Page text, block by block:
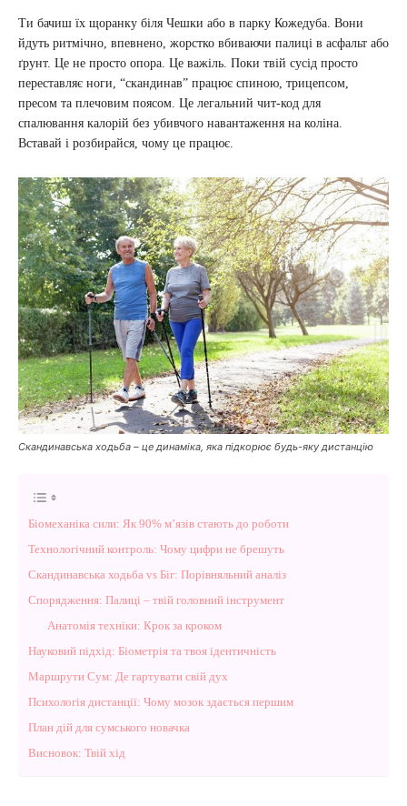
Ти бачиш їх щоранку біля Чешки або в парку Кожедуба. Вони
йдуть ритмічно, впевнено, жорстко вбиваючи палиці в асфальт або
ґрунт. Це не просто опора. Це важіль. Поки твій сусід просто
переставляє ноги, “скандинав” працює спиною, трицепсом,
пресом та плечовим поясом. Це легальний чит-код для
спалювання калорій без убивчого навантаження на коліна.
Вставай і розбирайся, чому це працює.
Скандинавська ходьба – це динаміка, яка підкорює будь-яку дистанцію
Біомеханіка сили: Як 90% м’язів стають до роботи
Технологічний контроль: Чому цифри не брешуть
Скандинавська ходьба vs Біг: Порівняльний аналіз
Спорядження: Палиці – твій головний інструмент
Анатомія техніки: Крок за кроком
Науковий підхід: Біометрія та твоя ідентичність
Маршрути Сум: Де гартувати свій дух
Психологія дистанції: Чому мозок здається першим
План дій для сумського новачка
Висновок: Твій хід